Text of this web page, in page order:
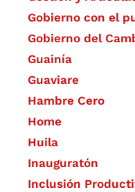
Gobierno con el
Gobierno del
Guainía
Guaviare
Hambre Cero
Home
Huila
Inauguratón
Inclusión